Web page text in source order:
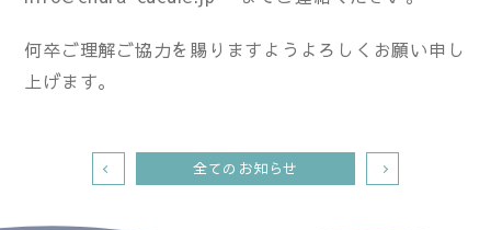
何卒ご理解ご協力を賜りますようよろしくお願い申し
上げます。
全てのお知らせ